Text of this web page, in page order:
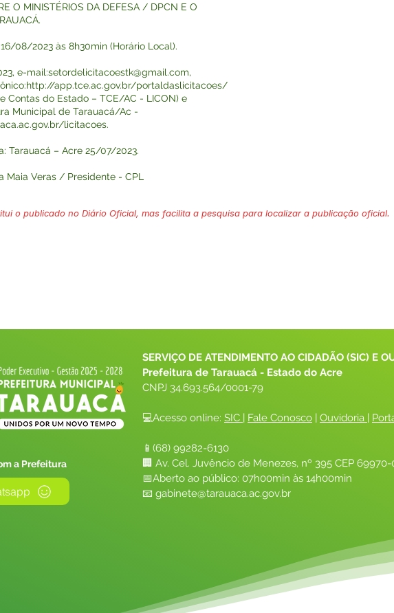
O MINISTÉRIOS DA DEFESA / DPCN E O
16/08/2023 às 8h30min (Horário Local).
e-mail:setordelicitacoestk@gmail.com,
http://app.tce.ac.gov.br/portaldaslicitacoes/
Contas do Estado – TCE/AC - LICON) e
Municipal de Tarauacá/Ac -
licitacoes.
Tarauacá – Acre 25/07/2023.
Maia Veras / Presidente - CPL
o publicado no Diário Oficial, mas facilita a pesquisa para localizar a publicação oficial.
a Prefeitura
SERVIÇO DE ATENDIMENTO AO CIDADÃO (SIC) E
Prefeitura de Tarauacá - Estado do Acre
CNPJ 34.693.564/0001-79
💻Acesso online: SIC | Fale Conosco | Ouvidoria |
📱(68) 99282-6130
🏢 Av. Cel. Juvêncio de Menezes, nº 395 CEP
📅Aberto ao público: 07h00min às 14h00min
📧 gabinete@tarauaca.ac.gov.br